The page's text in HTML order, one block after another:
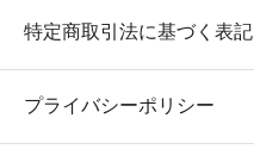
特定商取引法に基づく表記
プライバシーポリシー